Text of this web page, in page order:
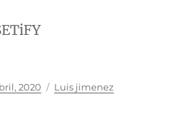
2020 Categorías
Luis jimenez